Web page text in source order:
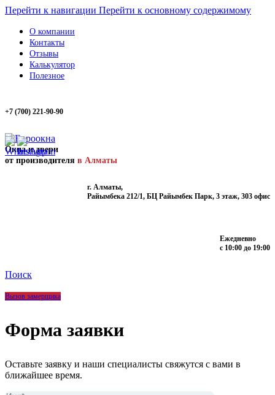
Перейти к навигации Перейти к основному содержимому
О компании
Контакты
Отзывы
Калькулятор
Полезное
+7 (700) 221-90-90
Окна и двери
от производителя в Алматы
г. Алматы,
Райымбека 212/1, БЦ Райымбек Парк, 3 этаж, 303 офис
Ежедневно
с 10:00 до 19:00
Поиск
Вызов замерщика
Форма заявки
Оставьте заявку и наши специалисты свяжутся с вами в
ближайшее время.